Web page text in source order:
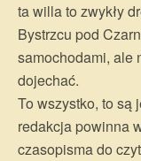
ta willa to zwykły
Bystrzcu pod
samochodami, ale
dojechać.
To wszystko, to są
redakcja powinna
czasopisma do